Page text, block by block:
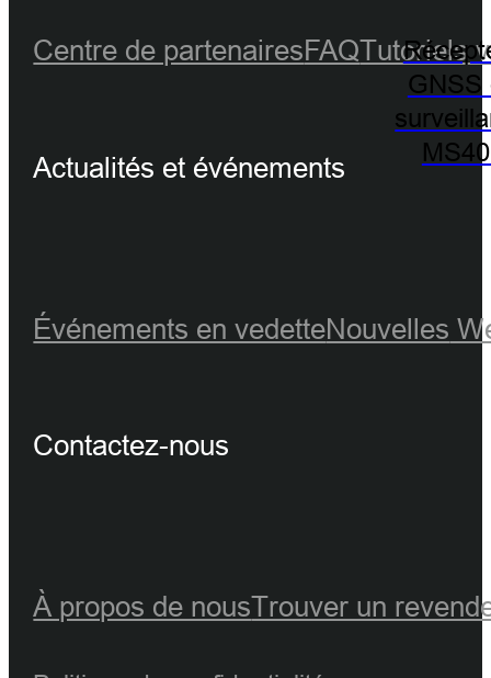
GNSS
Centre de partenairesFAQTutoriels
Actualités et événements
Événements en vedetteNouvelles
Contactez-nous
À propos de nousTrouver un